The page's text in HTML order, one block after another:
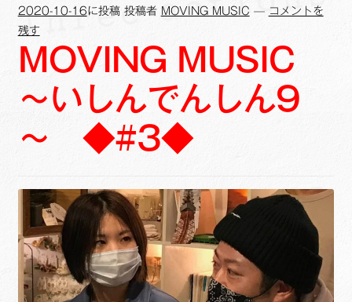
2020-10-16に投稿 投稿者 MOVING MUSIC — コメントを
残す
MOVING MUSIC
～いしんでんしん9
～ ◆#3◆